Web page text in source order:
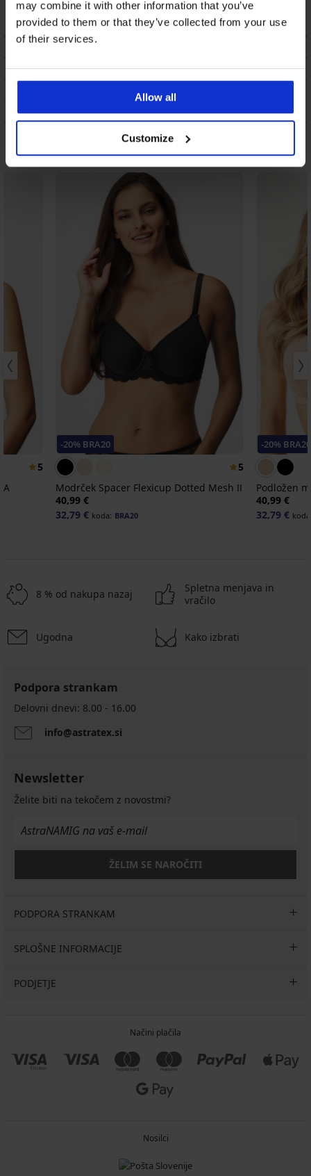
may combine it with other information that you’ve
provided to them or that they’ve collected from your use
of their services.
Allow all
Customize
80,99 €
OPIS
DOSTAVA IN PLAČILO
VZDRŽEVANJE IN PRANJE
Morda vam bo všeč
5
-20% BRA20
5
Modrček Spacer Flexicup Dotted Mesh II
40,99 €
32,79 € koda: BRA20
-20% BRA20
Podložen
40,99 €
32,79 €
8 % od nakupa nazaj
Spletna menjava in
vračilo
Ugodna Kako izbrati
Podpora strankam
Delovni dnevi: 8.00 - 16.00
info@astratex.si
Newsletter
Želite biti na tekočem z novostmi?
ŽELIM SE NAROČITI
PODPORA STRANKAM
SPLOŠNE INFORMACIJE
PODJETJE
Načini plačila
Nosilci